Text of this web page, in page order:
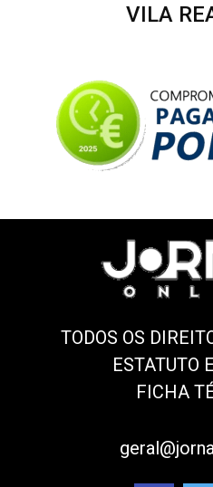
VILA
TODOS OS
ESTATUTO
FICHA